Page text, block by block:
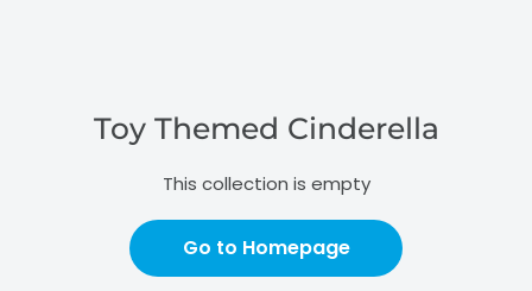
Toy Themed Cinderella
This collection is empty
Go to Homepage